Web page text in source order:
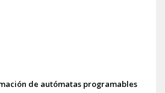
de autómatas programables